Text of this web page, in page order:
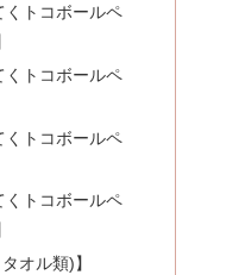
くトコボールペ
くトコボールペ
くトコボールペ
くトコボールペ
オル類)】